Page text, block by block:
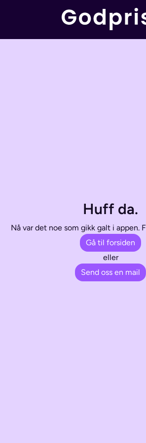
Huff da.
Nå var det noe som gikk galt i appen.
Gå til forsiden
eller
Send oss en mail